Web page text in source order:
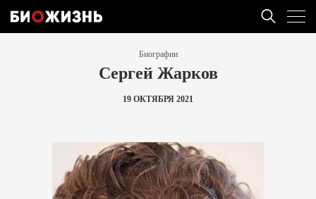
Биографии
Сергей Жарков
19 ОКТЯБРЯ 2021